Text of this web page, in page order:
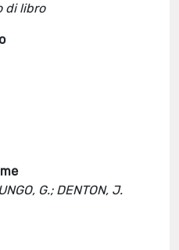
di libro
G.; DENTON, J.